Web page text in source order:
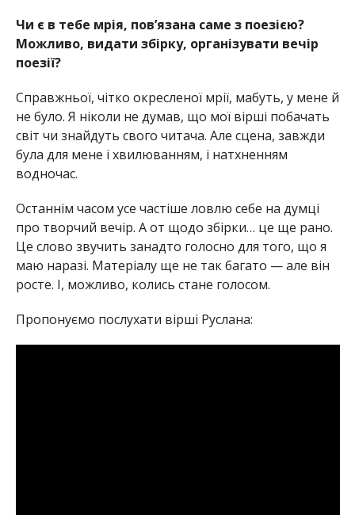
Чи є в тебе мрія, пов’язана саме з поезією?
Можливо, видати збірку, організувати вечір
поезії?
Справжньої, чітко окресленої мрії, мабуть, у мене й
не було. Я ніколи не думав, що мої вірші побачать
світ чи знайдуть свого читача. Але сцена, завжди
була для мене і хвилюванням, і натхненням
водночас.
Останнім часом усе частіше ловлю себе на думці
про творчий вечір. А от щодо збірки… це ще рано.
Це слово звучить занадто голосно для того, що я
маю наразі. Матеріалу ще не так багато — але він
росте. І, можливо, колись стане голосом.
Пропонуємо послухати вірші Руслана: